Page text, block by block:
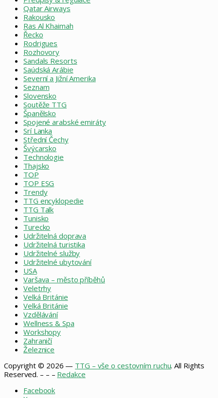
Qatar Airways
Rakousko
Ras Al Khaimah
Řecko
Rodrigues
Rozhovory
Sandals Resorts
Saúdská Arábie
Severní a Jižní Amerika
Seznam
Slovensko
Soutěže TTG
Španělsko
Spojené arabské emiráty
Srí Lanka
Střední Čechy
Švýcarsko
Technologie
Thajsko
TOP
TOP ESG
Trendy
TTG encyklopedie
TTG Talk
Tunisko
Turecko
Udržitelná doprava
Udržitelná turistika
Udržitelné služby
Udržitelné ubytování
USA
Varšava – město příběhů
Veletrhy
Velká Británie
Velká Británie
Vzdělávání
Wellness & Spa
Workshopy
Zahraničí
Železnice
Copyright © 2026 — TTG – vše o cestovním ruchu. All Rights
Reserved. – – – Redakce
Facebook